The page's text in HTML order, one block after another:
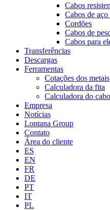
Cabos
Cabos de
Cordões
Cabos de
Cabos para
Transferências
Descargas
Ferramentas
Cotações dos metais
Calculadora da fita
Calculadora do cabo
Empresa
Notícias
Lontana Group
Contato
Área do cliente
ES
EN
FR
DE
PT
IT
PL